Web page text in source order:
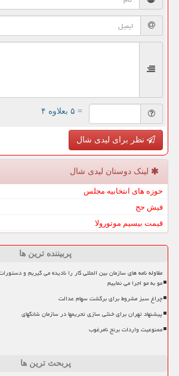
= ۵ بعلاوه ۴
نظر برای لیدی شال
لینک دوستان لیدی شال
حوزه های انتخابیه مجلس
فیش حج
قیمت بیسیم موتورولا
پربیننده ترین ها
مقاوله نامه های سازمان بین المللی کار را نادیده می گیریم و
مو به مو اجرا می نماییم
چراغ سبز مشروط برای برگشت سهام عدالت
پیشنهاد تهران برای خنثی سازی تحریمها در سازمان شانگهای
ممنوعیت واردات برنج نامرغوب
پربحث ترین ها